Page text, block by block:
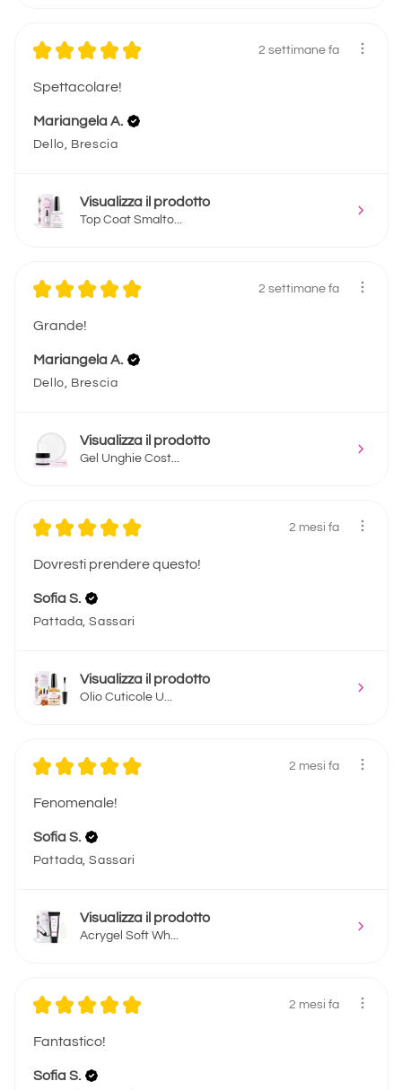
★ ★ ★ ★ ★ 2 settimane fa
Spettacolare!
Mariangela A.
Dello, Brescia
Visualizza il prodotto
Top Coat Smalto...
★ ★ ★ ★ ★ 2 settimane fa
Grande!
Mariangela A.
Dello, Brescia
Visualizza il prodotto
Gel Unghie Cost...
★ ★ ★ ★ ★ 2 mesi fa
Dovresti prendere questo!
Sofia S.
Pattada, Sassari
Visualizza il prodotto
Olio Cuticole U...
★ ★ ★ ★ ★ 2 mesi fa
Fenomenale!
Sofia S.
Pattada, Sassari
Visualizza il prodotto
Acrygel Soft Wh...
★ ★ ★ ★ ★ 2 mesi fa
Fantastico!
Sofia S.